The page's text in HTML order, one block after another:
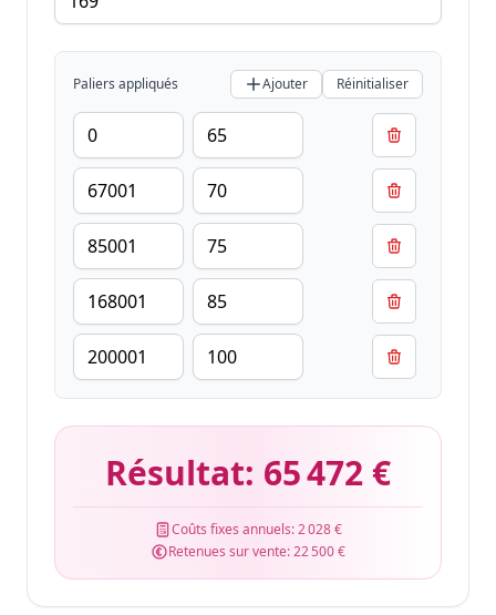
Paliers appliqués Ajouter Réinitialiser
Résultat: 65 472 €
Coûts fixes annuels:2 028 €
Retenues sur vente:22 500 €